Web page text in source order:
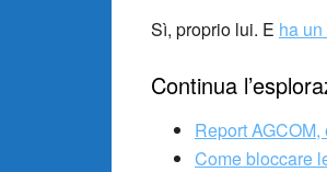
Sì, proprio lui. E ha
Continua
Report
Come bloccare